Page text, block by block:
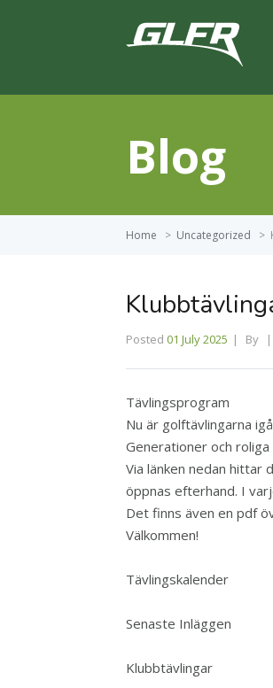
Blog
Home > Uncategorized >
Posted 01 July 2025 By
Tävlingsprogram
Nu är golftävlingarna
Generationer och roliga
Via länken nedan hittar
öppnas efterhand. I
Det finns även en pdf
Välkommen!
Tävlingskalender
Senaste Inläggen
Klubbtävlingar